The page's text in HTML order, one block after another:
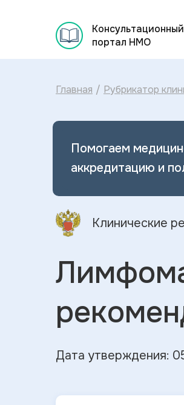
Консультационный
портал НМО
Главная / Рубрикатор
Помогаем
аккредитацию и
Клинические
Дата утверждения: